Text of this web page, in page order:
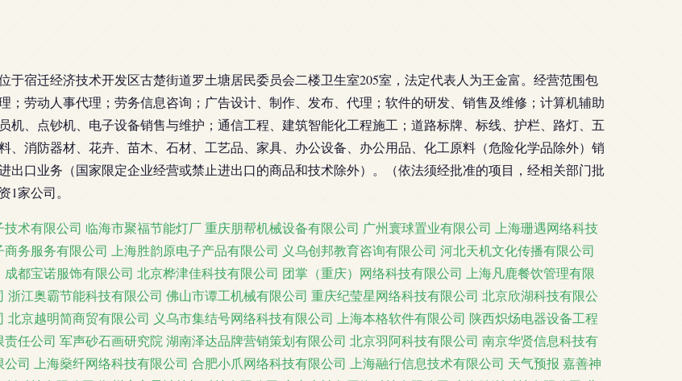
于宿迁经济技术开发区古楚街道罗土塘居民委员会二楼卫生室205室，法定代表人为王金富。经营范围包
；劳动人事代理；劳务信息咨询；广告设计、制作、发布、代理；软件的研发、销售及维修；计算机辅助
机、点钞机、电子设备销售与维护；通信工程、建筑智能化工程施工；道路标牌、标线、护栏、路灯、五
、消防器材、花卉、苗木、石材、工艺品、家具、办公设备、办公用品、化工原料（危险化学品除外）销
出口业务（国家限定企业经营或禁止进出口的商品和技术除外）。（依法须经批准的项目，经相关部门批
家公司。
术有限公司 临海市聚福节能灯厂重庆朋帮机械设备有限公司 广州寰球置业有限公司
上海珊遇网络科技
务服务有限公司 上海胜韵原电子产品有限公司 义乌创邦教育咨询有限公司 河北天机文化传播有限公司
成都宝诺服饰有限公司 北京桦津佳科技有限公司 团掌（重庆）网络科技有限公司
上海凡鹿餐饮管理有限
浙江奥霸节能科技有限公司 佛山市谭工机械有限公司 重庆纪莹星网络科技有限公司 北京欣湖科技有限公
北京越明简商贸有限公司 义乌市集结号网络科技有限公司 上海本格软件有限公司 陕西炽炀电器设备工程
任公司 军声砂石画研究院 湖南泽达品牌营销策划有限公司 北京羽阿科技有限公司 南京华贤信息科技有
公司 上海燊纤网络科技有限公司 合肥小爪网络科技有限公司 上海融行信息技术有限公司 天气预报 嘉善神